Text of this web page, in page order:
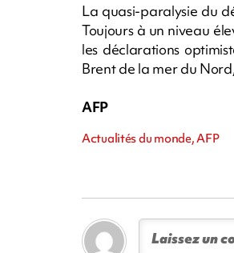
La quasi-paralysie du
Toujours à un niveau
les déclarations
Brent de la mer du
AFP
Actualités du monde, AFP